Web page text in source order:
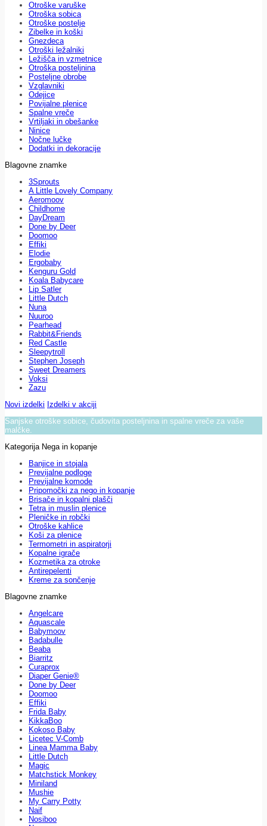
Otroške varuške
Otroška sobica
Otroške postelje
Zibelke in koški
Gnezdeca
Otroški ležalniki
Ležišča in vzmetnice
Otroška posteljnina
Posteljne obrobe
Vzglavniki
Odejice
Povijalne plenice
Spalne vreče
Vrtiljaki in obešanke
Ninice
Nočne lučke
Dodatki in dekoracije
Blagovne znamke
3Sprouts
A Little Lovely Company
Aeromoov
Childhome
DayDream
Done by Deer
Doomoo
Effiki
Elodie
Ergobaby
Kenguru Gold
Koala Babycare
Lip Satler
Little Dutch
Nuna
Nuuroo
Pearhead
Rabbit&Friends
Red Castle
Sleepytroll
Stephen Joseph
Sweet Dreamers
Voksi
Zazu
Novi izdelki Izdelki v akciji
Sanjske otroške sobice, čudovita posteljnina in spalne vreče za vaše
malčke.
Kategorija Nega in kopanje
Banjice in stojala
Previjalne podloge
Previjalne komode
Pripomočki za nego in kopanje
Brisače in kopalni plašči
Tetra in muslin plenice
Pleničke in robčki
Otroške kahlice
Koši za plenice
Termometri in aspiratorji
Kopalne igrače
Kozmetika za otroke
Antirepelenti
Kreme za sončenje
Blagovne znamke
Angelcare
Aquascale
Babymoov
Badabulle
Beaba
Biarritz
Curaprox
Diaper Genie®
Done by Deer
Doomoo
Effiki
Frida Baby
KikkaBoo
Kokoso Baby
Licetec V-Comb
Linea Mamma Baby
Little Dutch
Magic
Matchstick Monkey
Miniland
Mushie
My Carry Potty
Naif
Nosiboo